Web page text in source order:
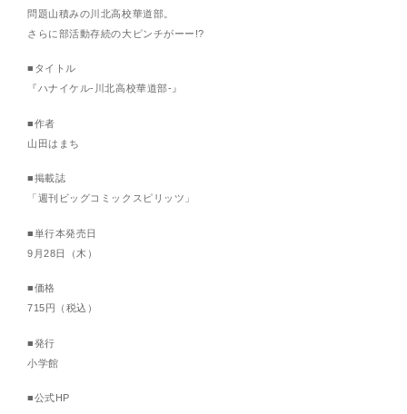
問題山積みの川北高校華道部。
さらに部活動存続の大ピンチがーー!?
■タイトル
『ハナイケル-川北高校華道部-』
■作者
山田はまち
■掲載誌
「週刊ビッグコミックスピリッツ」
■単行本発売日
9月28日（木）
■価格
715円（税込）
■発行
小学館
■公式HP